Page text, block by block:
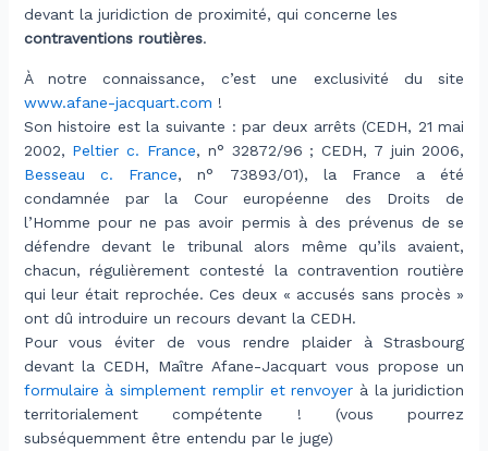
devant la juridiction de proximité, qui concerne les
contraventions routières.
À notre connaissance, c’est une exclusivité du site
www.afane-jacquart.com !
Son histoire est la suivante : par deux arrêts (CEDH, 21 mai
2002, Peltier c. France, n° 32872/96 ; CEDH, 7 juin 2006,
Besseau c. France, n° 73893/01), la France a été
condamnée par la Cour européenne des Droits de
l’Homme pour ne pas avoir permis à des prévenus de se
défendre devant le tribunal alors même qu’ils avaient,
chacun, régulièrement contesté la contravention routière
qui leur était reprochée. Ces deux « accusés sans procès »
ont dû introduire un recours devant la CEDH.
Pour vous éviter de vous rendre plaider à Strasbourg
devant la CEDH, Maître Afane-Jacquart vous propose un
formulaire à simplement remplir et renvoyer à la juridiction
territorialement compétente ! (vous pourrez
subséquemment être entendu par le juge)